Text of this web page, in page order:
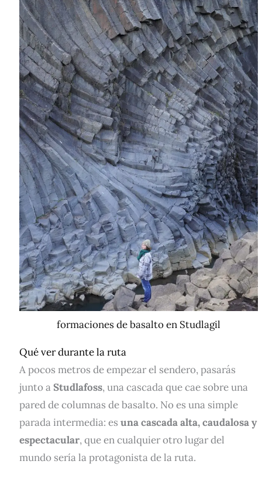
formaciones de basalto en Studlagil
Qué ver durante la ruta
A pocos metros de empezar el sendero, pasarás
junto aStudlafoss, una cascada que cae sobre una
pared de columnas de basalto. No es una simple
parada intermedia: es una cascada alta, caudalosa y
espectacular, que en cualquier otro lugar del
mundo sería la protagonista de la ruta.